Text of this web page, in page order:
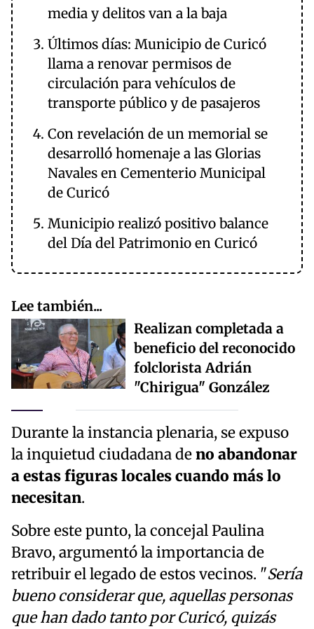
media y delitos van a la baja
Últimos días: Municipio de Curicó
llama a renovar permisos de
circulación para vehículos de
transporte público y de pasajeros
Con revelación de un memorial se
desarrolló homenaje a las Glorias
Navales en Cementerio Municipal
de Curicó
Municipio realizó positivo balance
del Día del Patrimonio en Curicó
Lee también...
Realizan completada a
beneficio del reconocido
folclorista Adrián
"Chirigua" González
Durante la instancia plenaria, se expuso
la inquietud ciudadana deno abandonar
a estas figuras locales cuando más lo
necesitan.
Sobre este punto, la concejal Paulina
Bravo, argumentó la importancia de
retribuir el legado de estos vecinos. "Sería
bueno considerar que, aquellas personas
que han dado tanto por Curicó, quizás